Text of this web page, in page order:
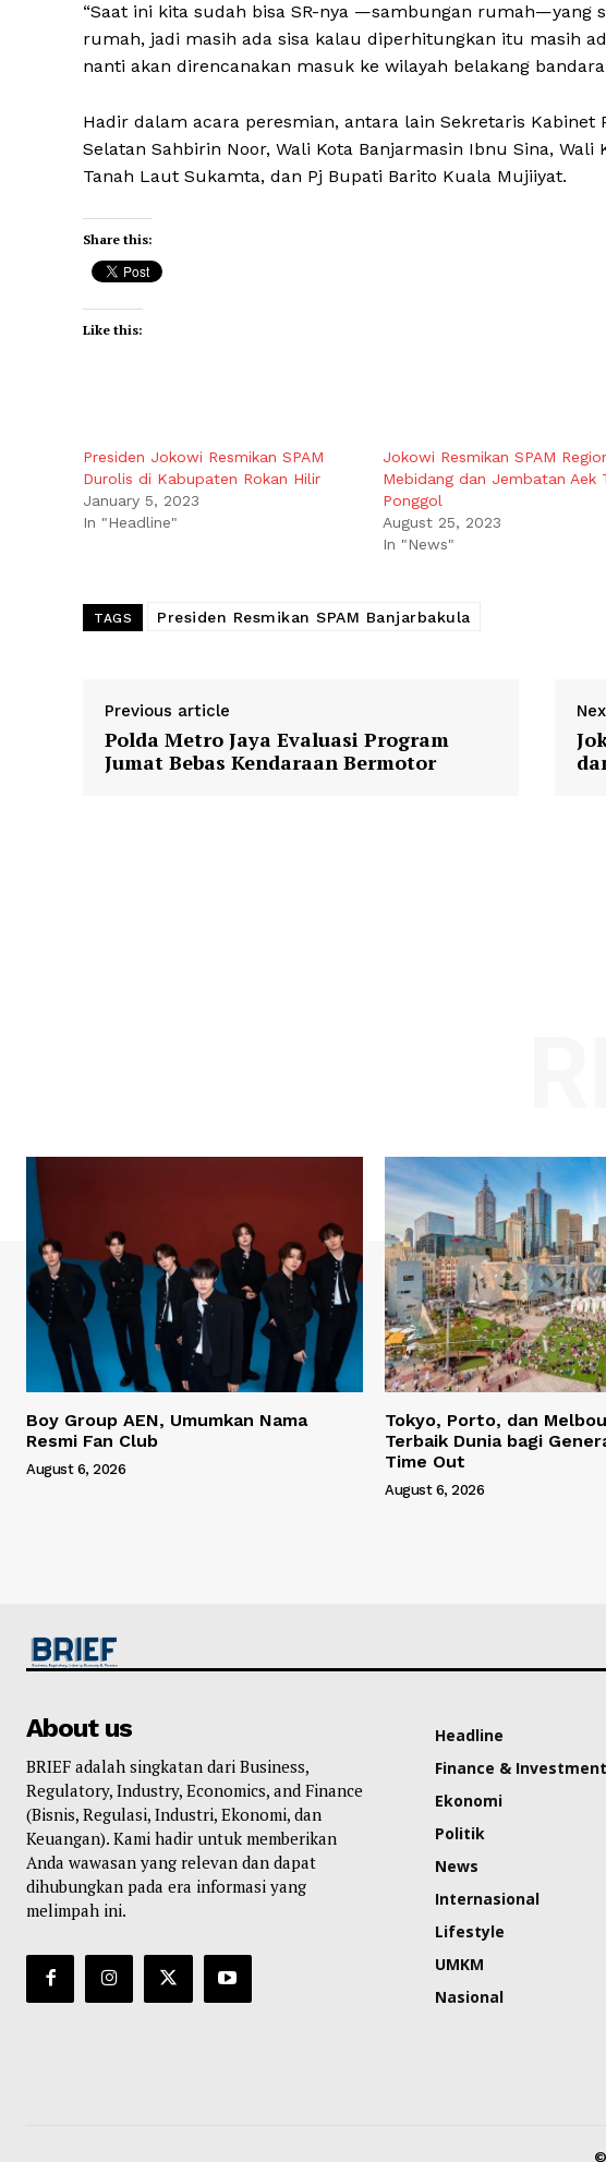
“Saat ini kita sudah bisa SR-nya —sambungan rumah—yang
rumah, jadi masih ada sisa kalau diperhitungkan itu masih
nanti akan direncanakan masuk ke wilayah belakang
Hadir dalam acara peresmian, antara lain Sekretaris
Selatan Sahbirin Noor, Wali Kota Banjarmasin Ibnu Sina,
Tanah Laut Sukamta, dan Pj Bupati Barito Kuala Mujiiyat.
Share this:
Like this:
Presiden Jokowi Resmikan SPAM
Durolis di Kabupaten Rokan Hilir
January 5, 2023
In "Headline"
Jokowi Resmikan SPAM
Mebidang dan Jembatan Aek
Ponggol
August 25, 2023
In "News"
TAGS Presiden Resmikan SPAM Banjarbakula
Previous article
Polda Metro Jaya Evaluasi Program
Jumat Bebas Kendaraan Bermotor
Boy Group AEN, Umumkan Nama
Resmi Fan Club
August 6, 2026
Tokyo, Porto, dan
Terbaik Dunia bagi
Time Out
August 6, 2026
About us
BRIEF adalah singkatan dari Business,
Regulatory, Industry, Economics, and Finance
(Bisnis, Regulasi, Industri, Ekonomi, dan
Keuangan). Kami hadir untuk memberikan
Anda wawasan yang relevan dan dapat
dihubungkan pada era informasi yang
melimpah ini.
Headline
Finance & Investment
Ekonomi
Politik
News
Internasional
Lifestyle
UMKM
Nasional